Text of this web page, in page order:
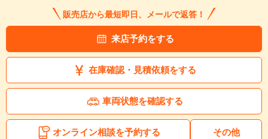
販売店から最短即日、メールで返答！
来店予約をする
在庫確認・見積依頼をする
車両状態を確認する
オンライン相談を予約する その他